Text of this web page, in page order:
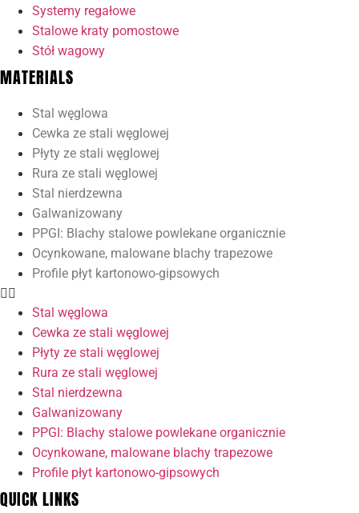
Systemy regałowe
Stalowe kraty pomostowe
Stół wagowy
MATERIALS
Stal węglowa
Cewka ze stali węglowej
Płyty ze stali węglowej
Rura ze stali węglowej
Stal nierdzewna
Galwanizowany
PPGI: Blachy stalowe powlekane organicznie
Ocynkowane, malowane blachy trapezowe
Profile płyt kartonowo-gipsowych
Stal węglowa
Cewka ze stali węglowej
Płyty ze stali węglowej
Rura ze stali węglowej
Stal nierdzewna
Galwanizowany
PPGI: Blachy stalowe powlekane organicznie
Ocynkowane, malowane blachy trapezowe
Profile płyt kartonowo-gipsowych
QUICK LINKS